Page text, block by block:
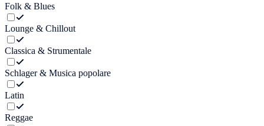
Folk & Blues
Lounge & Chillout
Classica & Strumentale
Schlager & Musica popolare
Latin
Reggae